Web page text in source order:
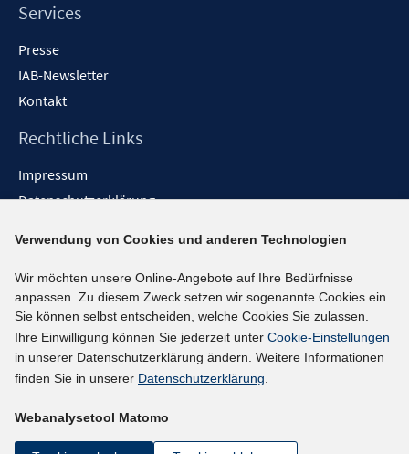
Services
Presse
IAB-Newsletter
Kontakt
Rechtliche Links
Impressum
Datenschutzerklärung
Barrieren melden
Social-Media-Kanäle
BlueSky
YouTube
LinkedIn
kununu
Verwendung von Cookies und anderen Technologien
Wir möchten unsere Online-Angebote auf Ihre Bedürfnisse
anpassen. Zu diesem Zweck setzen wir sogenannte Cookies ein.
Sie können selbst entscheiden, welche Cookies Sie zulassen.
Ihre Einwilligung können Sie jederzeit unter Cookie-Einstellungen
in unserer Datenschutzerklärung ändern. Weitere Informationen
finden Sie in unserer Datenschutzerklärung.
Webanalysetool Matomo